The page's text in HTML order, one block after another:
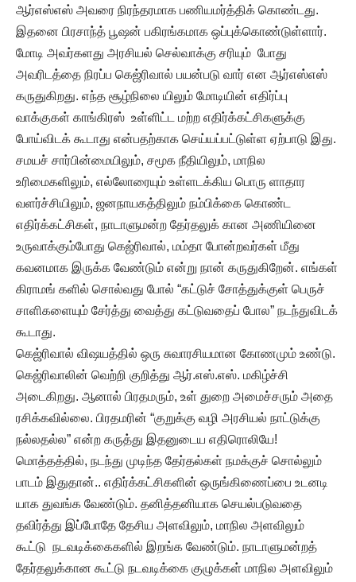
ஆர்எஸ்எஸ் அவரை நிரந்தரமாக பணியமர்த்திக் கொண்டது.
இதனை பிரசாந்த் பூஷன் பகிரங்கமாக ஒப்புக்கொண்டுள்ளார்.
மோடி அவர்களது அரசியல் செல்வாக்கு சரியும் போது
அவரிடத்தை நிரப்ப கெஜ்ரிவால் பயன்படு வார் என ஆர்எஸ்எஸ்
கருதுகிறது. எந்த சூழ்நிலை யிலும் மோடியின் எதிர்ப்பு
வாக்குகள் காங்கிரஸ் உள்ளிட்ட மற்ற எதிர்க்கட்சிகளுக்கு
போய்விடக் கூடாது என்பதற்காக செய்யப்பட்டுள்ள ஏற்பாடு இது.
சமயச் சார்பின்மையிலும், சமூக நீதியிலும், மாநில
உரிமைகளிலும், எல்லோரையும் உள்ளடக்கிய பொரு ளாதார
வளர்ச்சியிலும், ஜனநாயகத்திலும் நம்பிக்கை கொண்ட
எதிர்க்கட்சிகள், நாடாளுமன்ற தேர்தலுக் கான அணியினை
உருவாக்கும்போது கெஜ்ரிவால், மம்தா போன்றவர்கள் மீது
கவனமாக இருக்க வேண்டும் என்று நான் கருதுகிறேன். எங்கள்
கிராமங் களில் சொல்வது போல் “கட்டுச் சோத்துக்குள் பெருச்
சாளிகளையும் சேர்த்து வைத்து கட்டுவதைப் போல” நடந்துவிடக்
கூடாது.
கெஜ்ரிவால் விஷயத்தில் ஒரு சுவாரசியமான கோணமும் உண்டு.
கெஜ்ரிவாலின் வெற்றி குறித்து ஆர்.எஸ்.எஸ். மகிழ்ச்சி
அடைகிறது. ஆனால் பிரதமரும், உள் துறை அமைச்சரும் அதை
ரசிக்கவில்லை. பிரதமரின் “குறுக்கு வழி அரசியல் நாட்டுக்கு
நல்லதல்ல” என்ற கருத்து இதனுடைய எதிரொலியே!
மொத்தத்தில், நடந்து முடிந்த தேர்தல்கள் நமக்குச் சொல்லும்
பாடம் இதுதான்.. எதிர்க்கட்சிகளின் ஒருங்கிணைப்பை உடனடி
யாக துவங்க வேண்டும். தனித்தனியாக செயல்படுவதை
தவிர்த்து இப்போதே தேசிய அளவிலும், மாநில அளவிலும்
கூட்டு நடவடிக்கைகளில் இறங்க வேண்டும். நாடாளுமன்றத்
தேர்தலுக்கான கூட்டு நடவடிக்கை குழுக்கள் மாநில அளவிலும்